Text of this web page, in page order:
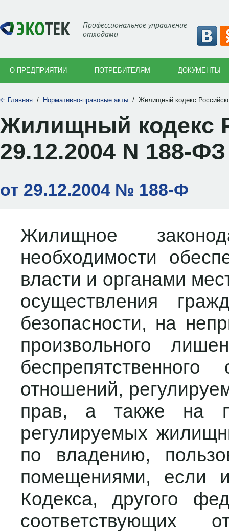
Профессиональное управление
отходами
О ПРЕДПРИЯТИИ ПОТРЕБИТЕЛЯМ ДОКУМЕНТЫ
Главная / Нормативно-правовые акты / Жилищный кодекс
Жилищный кодекс
29.12.2004 N 188-ФЗ
от 29.12.2004 № 188-Ф
Жилищное
необходимости
власти и органами
осуществления
безопасности, на
произвольного
отношений,
прав, а также на
регулируемых
по владению,
помещениями, если
Кодекса, другого
соответствующих